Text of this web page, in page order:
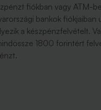
fiókban vagy ATM-
bankok fiókjaiban
a készpénzfelvételt.
1800 forintért